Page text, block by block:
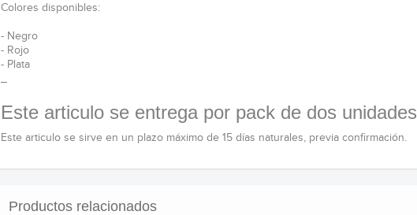
Colores disponibles:
- Negro
- Rojo
- Plata
Este articulo se entrega por pack de dos unidades
Este articulo se sirve en un plazo máximo de 15 días naturales, previa confirmación.
Productos relacionados